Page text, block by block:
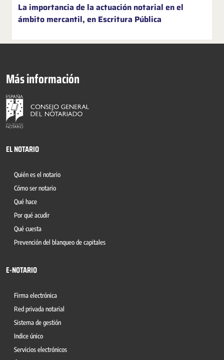
La importancia de la actuación notarial en el
ámbito mercantil, en Escritura Pública
Más información
EL NOTARIO
Quién es el notario
Cómo ser notario
Qué hace
Por qué acudir
Qué cuesta
Prevención del blanqueo de capitales
E-NOTARIO
Firma electrónica
Red privada notarial
Sistema de gestión
Indice único
Servicios electrónicos